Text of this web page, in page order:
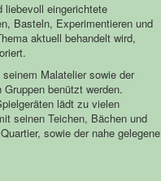
liebevoll eingerichtete
Basteln, Experimentieren und
aktuell behandelt wird,
Malatelier sowie der
benützt werden.
lädt zu vielen
seinen Teichen, Bächen und
sowie der nahe gelegene